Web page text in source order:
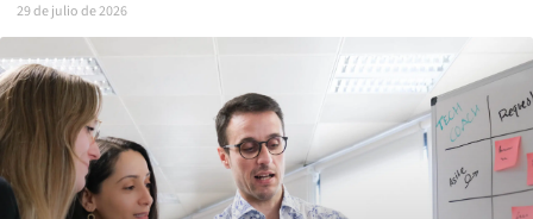
29 de julio de 2026